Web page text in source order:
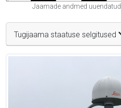
Jaamade andmed
Tugijaama staatuse selgitused